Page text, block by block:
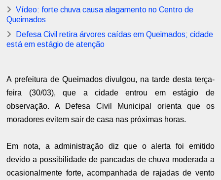
Vídeo: forte chuva causa alagamento no Centro de
Queimados
Defesa Civil retira árvores caídas em Queimados; cidade
está em estágio de atenção
A prefeitura de Queimados divulgou, na tarde desta terça-
feira (30/03), que a cidade entrou em estágio de
observação. A Defesa Civil Municipal orienta que os
moradores evitem sair de casa nas próximas horas.
Em nota, a administração diz que o alerta foi emitido
devido a possibilidade de pancadas de chuva moderada a
ocasionalmente forte, acompanhada de rajadas de vento